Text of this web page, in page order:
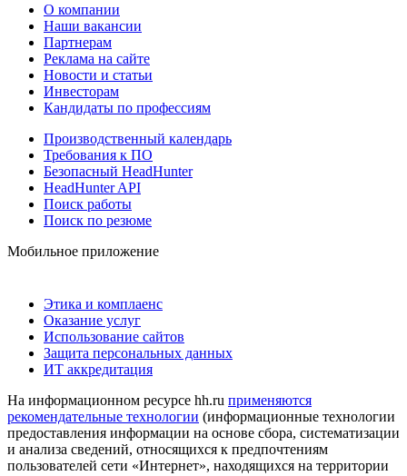
О компании
Наши вакансии
Партнерам
Реклама на сайте
Новости и статьи
Инвесторам
Кандидаты по профессиям
Производственный календарь
Требования к ПО
Безопасный HeadHunter
HeadHunter API
Поиск работы
Поиск по резюме
Мобильное приложение
Этика и комплаенс
Оказание услуг
Использование сайтов
Защита персональных данных
ИТ аккредитация
На информационном ресурсе hh.ru применяются
рекомендательные технологии (информационные технологии
предоставления информации на основе сбора, систематизации
и анализа сведений, относящихся к предпочтениям
пользователей сети «Интернет», находящихся на территории